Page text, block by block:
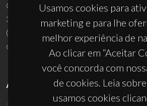
Usamos cookies para
marketing e para lhe
melhor experiência de
Ao clicar em “Aceitar
você concorda com
de cookies. Leia
usamos cookies
Campus Universitário de Santiago
3810-193 Aveiro - Portugal
(+351) 234 370 200
ciceco@ua.pt
APOIOS